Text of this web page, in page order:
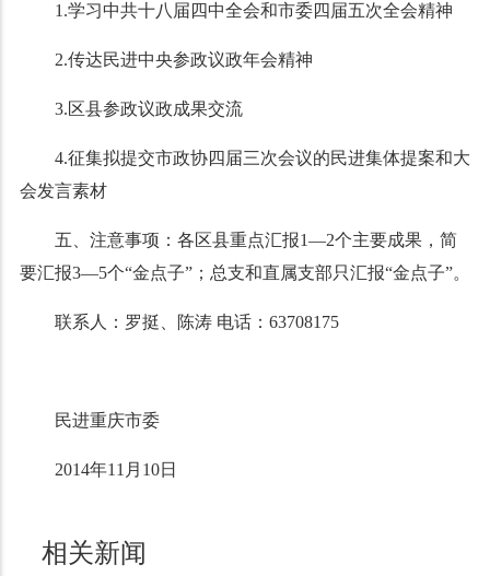
1.学习中共十八届四中全会和市委四届五次全会精神
2.传达民进中央参政议政年会精神
3.区县参政议政成果交流
4.征集拟提交市政协四届三次会议的民进集体提案和大
会发言素材
五、注意事项：各区县重点汇报1—2个主要成果，简
要汇报3—5个“金点子”；总支和直属支部只汇报“金点子”。
联系人：罗挺、陈涛 电话： 63708175
民进重庆市委
2014年11 月 10日
相关新闻